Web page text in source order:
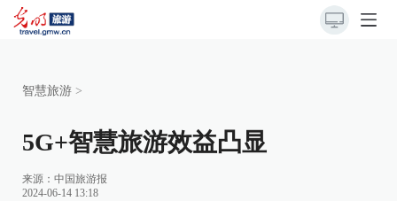
智慧旅游 >
5G+智慧旅游效益凸显
来源： 中国旅游报
2024-06-14 13:18